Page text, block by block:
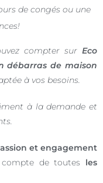
de congés ou une
compter sur Eco
débarras de maison
à vos besoins.
à la demande et
et engagement
de toutes les